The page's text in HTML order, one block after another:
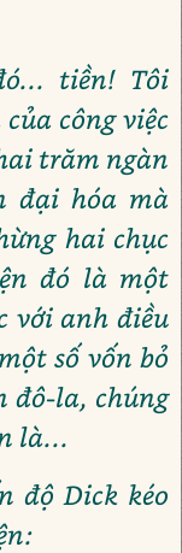
tiền! Tôi
công việc
trăm ngàn
đại hóa mà
hai chục
đó là một
với anh điều
số vốn bỏ
đô-la, chúng
là...
độ Dick kéo